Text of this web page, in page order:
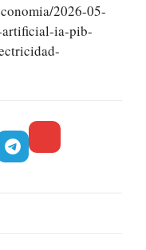
2026-05-
artificial-ia-pib-